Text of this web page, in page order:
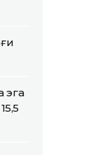
эга